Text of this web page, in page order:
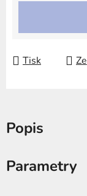
Tisk
Popis
Parametry